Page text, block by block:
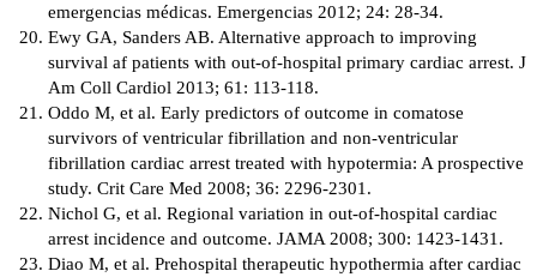
emergencias médicas. Emergencias 2012; 24: 28-34.
Ewy GA, Sanders AB. Alternative approach to improving
survival af patients with out-of-hospital primary cardiac arrest. J
Am Coll Cardiol 2013; 61: 113-118.
Oddo M, et al. Early predictors of outcome in comatose
survivors of ventricular fibrillation and non-ventricular
fibrillation cardiac arrest treated with hypotermia: A prospective
study. Crit Care Med 2008; 36: 2296-2301.
Nichol G, et al. Regional variation in out-of-hospital cardiac
arrest incidence and outcome. JAMA 2008; 300: 1423-1431.
Diao M, et al. Prehospital therapeutic hypothermia after cardiac